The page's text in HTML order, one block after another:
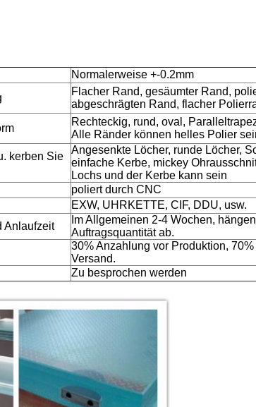
Normalerweise +-0.2mm
Flacher Rand, gesäumter Rand,
abgeschrägten Rand, flacher
Rechteckig, rund, oval,
Alle Ränder können helles Polier
kerben Sie
Angesenkte Löcher, runde Löcher,
einfache Kerbe, mickey
Lochs und der Kerbe kann sein
poliert durch CNC
EXW, UHRKETTE, CIF, DDU, usw.
Anlaufzeit
Im Allgemeinen 2-4 Wochen,
Auftragsquantität ab.
30% Anzahlung vor Produktion,
Versand.
Zu besprochen werden